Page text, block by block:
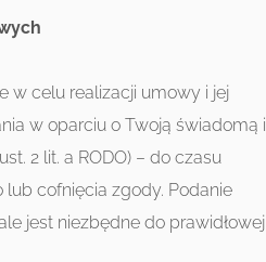
w celu realizacji umowy i jej
w oparciu o Twoją świadomą i
2 lit. a RODO) – do czasu
cofnięcia zgody. Podanie
jest niezbędne do prawidłowej